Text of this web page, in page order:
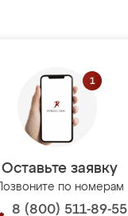
Оставьте заявку
Позвоните по номерам
8 (800) 511-89-55